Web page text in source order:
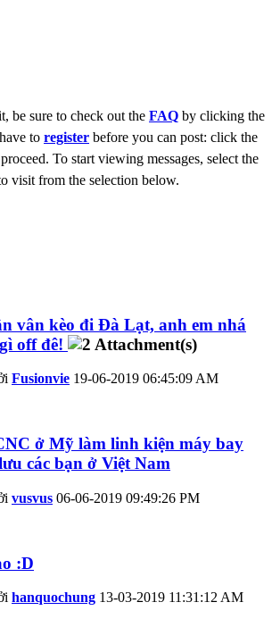
be sure to check out the FAQ by clicking the
to register before you can post: click the
To start viewing messages, select the
visit from the selection below.
vân kèo đi Đà Lạt, anh em nhá
off đê!
Fusionvie 19-06-2019 06:45:09 AM
ở Mỹ làm linh kiện máy bay
các bạn ở Việt Nam
vusvus 06-06-2019 09:49:26 PM
:D
hanquochung 13-03-2019 11:31:12 AM